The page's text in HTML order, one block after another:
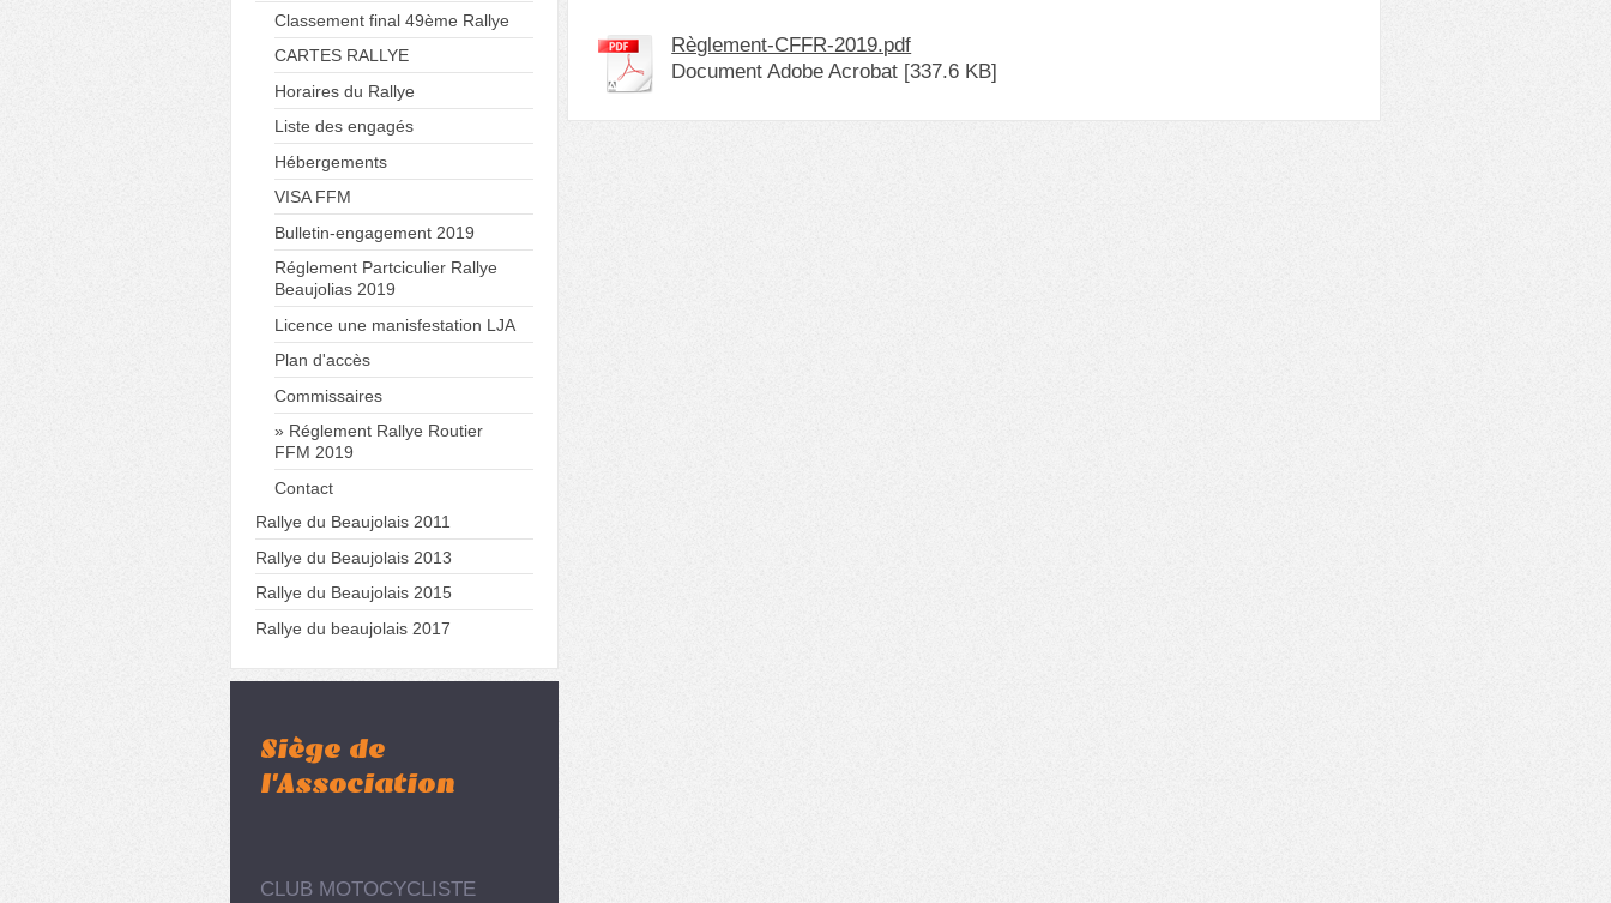
Règlement-CFFR-2019.pdf
Document Adobe Acrobat [337.6 KB]
Classement final 49ème Rallye
CARTES RALLYE
Horaires du Rallye
Liste des engagés
Hébergements
VISA FFM
Bulletin-engagement 2019
Réglement Partciculier Rallye
Beaujolias 2019
Licence une manisfestation LJA
Plan d'accès
Commissaires
Réglement Rallye Routier
FFM 2019
Contact
Rallye du Beaujolais 2011
Rallye du Beaujolais 2013
Rallye du Beaujolais 2015
Rallye du beaujolais 2017
Siège de
l'Association
CLUB MOTOCYCLISTE